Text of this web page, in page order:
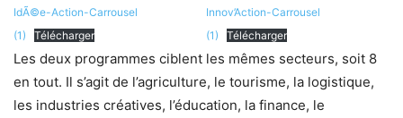
IdÃ©e-Action-Carrousel
(1)
Télécharger
Innov’Action-Carrousel
(1)
Télécharger
Les deux programmes ciblent les mêmes secteurs, soit 8
en tout. Il s’agit de l’agriculture, le tourisme, la logistique,
les industries créatives, l’éducation, la finance, le